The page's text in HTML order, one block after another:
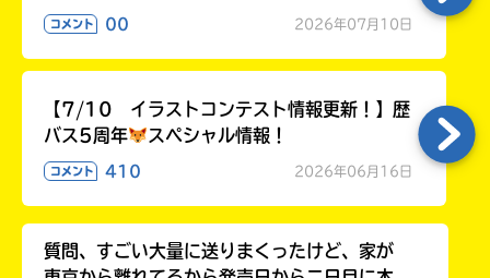
コメント 00 2026年07月10日
【7/10 イラストコンテスト情報更新！】歴
バス5周年
スペシャル情報！
コメント 410 2026年06月16日
質問、すごい大量に送りまくったけど、家が